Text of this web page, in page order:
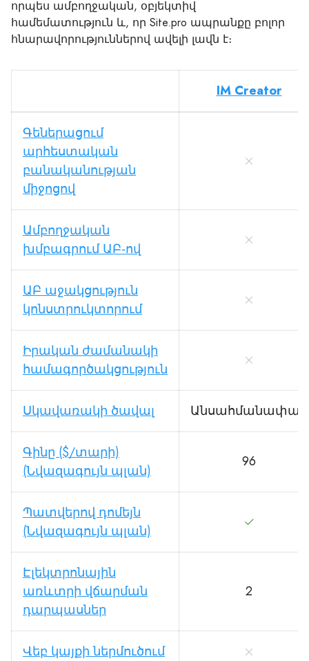
որպես ամբողջական, օբյեկտիվ
համեմատություն և, որ Site.pro ապրանքը բոլոր
հնարավորություններով ավելի լավն է։
IM Creator
Գեներացում
արհեստական
բանականության
միջոցով
Ամբողջական
խմբագրում ԱԲ-ով
ԱԲ աջակցություն
կոնստրուկտորում
Իրական ժամանակի
համագործակցություն
Սկավառակի ծավալ Անսահմանափակ
Գինը ($/տարի)
(Նվազագույն պլան)
96
Պատվերով դոմեյն
(Նվազագույն պլան)
Էլեկտրոնային
առևտրի վճարման
դարպասներ
2
Վեբ կայքի ներմուծում